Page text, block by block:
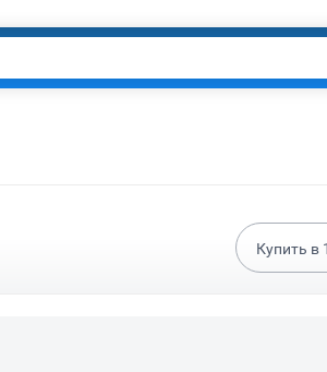
Купить в 1